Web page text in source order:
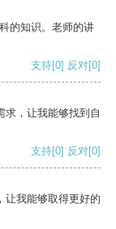
的知识。老师的讲
支持[0] 反对[0]
求，让我能够找到自
支持[0] 反对[0]
让我能够取得更好的